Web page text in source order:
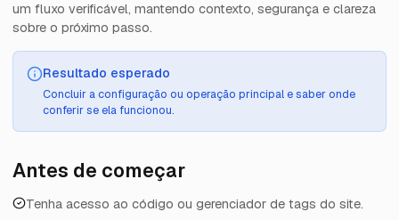
um fluxo verificável, mantendo contexto, segurança e clareza
sobre o próximo passo.
Resultado esperado
Concluir a configuração ou operação principal e saber onde
conferir se ela funcionou.
Antes de começar
Tenha acesso ao código ou gerenciador de tags do site.